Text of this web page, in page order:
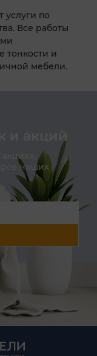
услуги по
Все работы
тонкости и
мебели.
и акций
наших